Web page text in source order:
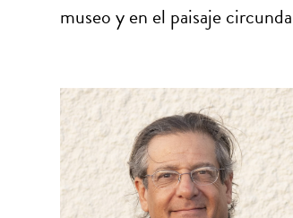
museo y en el paisaje